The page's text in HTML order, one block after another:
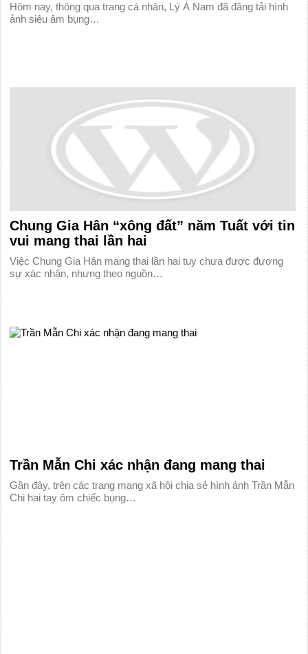
Hôm nay, thông qua trang cá nhân, Lý Á Nam đã đăng tải hình
ảnh siêu âm bụng…
Chung Gia Hân “xông đất” năm Tuất với tin
vui mang thai lần hai
Việc Chung Gia Hân mang thai lần hai tuy chưa được đương
sự xác nhận, nhưng theo nguồn…
Trần Mẫn Chi xác nhận đang mang thai
Gần đây, trên các trang mạng xã hội chia sẻ hình ảnh Trần Mẫn
Chi hai tay ôm chiếc bụng…